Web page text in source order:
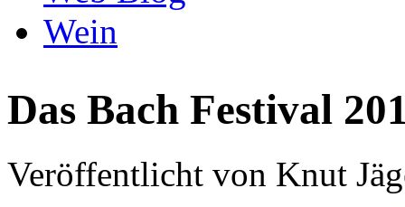
Wein
Das Bach Festival
Veröffentlicht von Knut